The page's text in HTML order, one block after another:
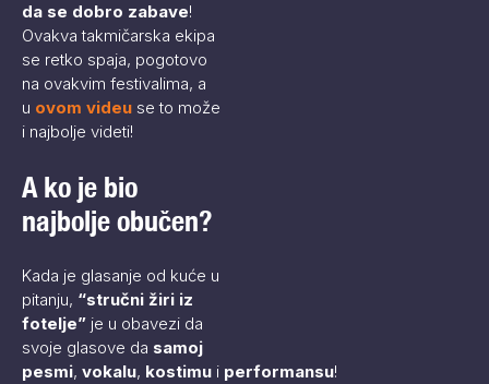
da se dobro zabave!
Ovakva takmičarska ekipa
se retko spaja, pogotovo
na ovakvim festivalima, a
u ovom videu se to može
i najbolje videti!
A ko je bio
najbolje obučen?
Kada je glasanje od kuće u
pitanju, “stručni žiri iz
fotelje” je u obavezi da
svoje glasove da samoj
pesmi, vokalu, kostimu i performansu!